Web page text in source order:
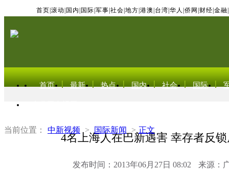
首页 滚动 国内 国际 军事 社会 地方 港澳 台湾 华人 侨网 财经 金融
首页 最新 热点 国内 社会 国际
当前位置： 中新视频 > 国际新闻 > 正文
4名上海人在巴新遇害 幸存者反
发布时间：2013年06月27日 08:02 来源：